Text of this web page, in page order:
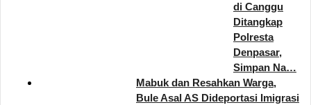
di Canggu
Ditangkap
Polresta
Denpasar,
Simpan Na…
Mabuk dan Resahkan Warga,
Bule Asal AS Dideportasi Imigrasi